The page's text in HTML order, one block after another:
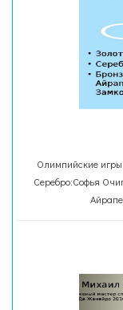
Олимпийские игры
Серебро:Софья